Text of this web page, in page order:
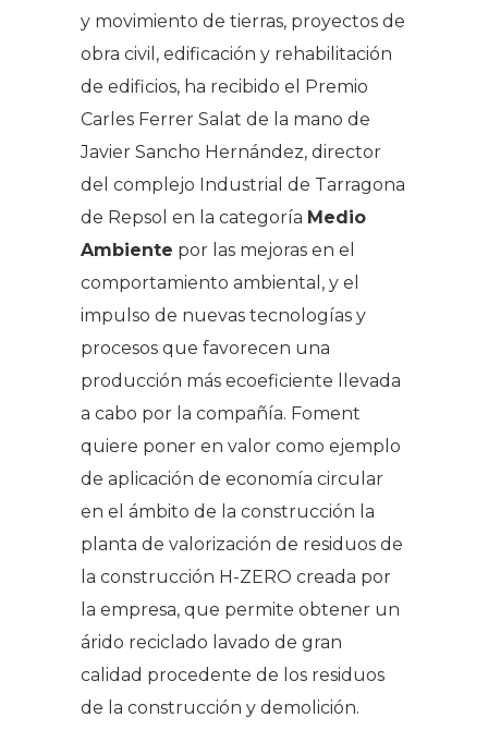
y movimiento de tierras, proyectos de
obra civil, edificación y rehabilitación
de edificios, ha recibido el Premio
Carles Ferrer Salat de la mano de
Javier Sancho Hernández, director
del complejo Industrial de Tarragona
de Repsol en la categoría Medio
Ambiente por las mejoras en el
comportamiento ambiental, y el
impulso de nuevas tecnologías y
procesos que favorecen una
producción más ecoeficiente llevada
a cabo por la compañía. Foment
quiere poner en valor como ejemplo
de aplicación de economía circular
en el ámbito de la construcción la
planta de valorización de residuos de
la construcción H-ZERO creada por
la empresa, que permite obtener un
árido reciclado lavado de gran
calidad procedente de los residuos
de la construcción y demolición.